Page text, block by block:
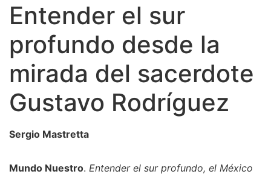
Entender el sur
profundo desde la
mirada del sacerdote
Gustavo Rodríguez
Sergio Mastretta
Mundo Nuestro. Entender el sur profundo, el México